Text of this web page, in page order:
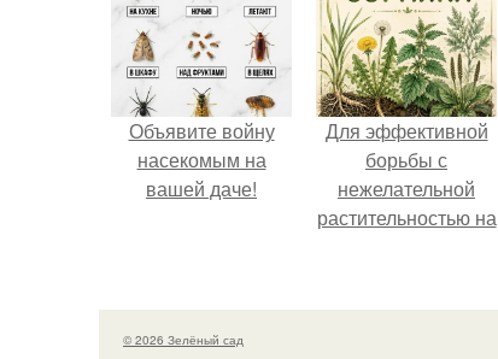
Объявите войну
насекомым на
вашей даче!
Для эффективной
борьбы с
нежелательной
растительностью на
участке крайне
© 2026 Зелёный сад